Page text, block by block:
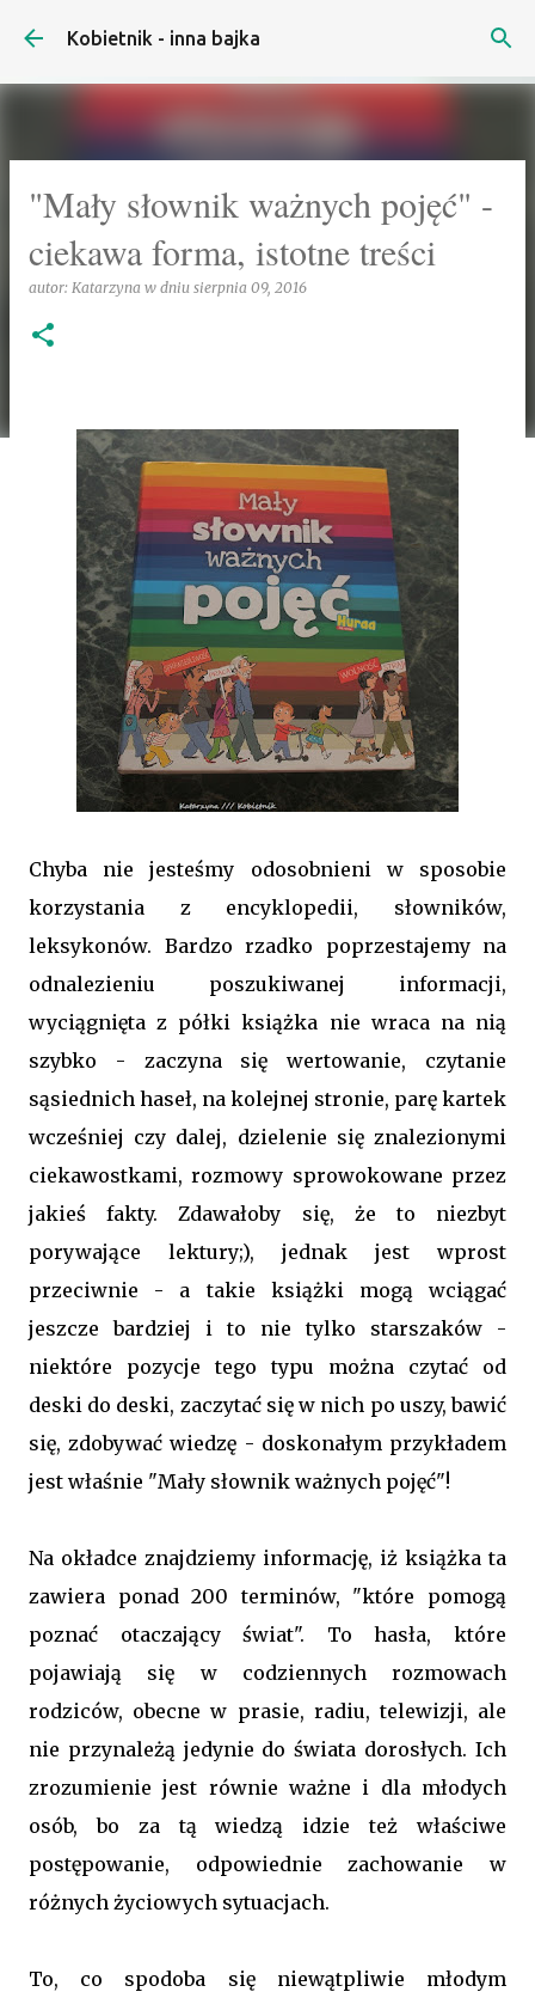
Przejdź do głównej zawartości
Kobietnik - inna bajka
"Mały słownik ważnych pojęć" -
ciekawa forma, istotne treści
autor: Katarzyna w dniu sierpnia 09, 2016
Chyba nie jesteśmy odosobnieni w sposobie
korzystania z encyklopedii, słowników,
leksykonów. Bardzo rzadko poprzestajemy na
odnalezieniu poszukiwanej informacji,
wyciągnięta z półki książka nie wraca na nią
szybko - zaczyna się wertowanie, czytanie
sąsiednich haseł, na kolejnej stronie, parę kartek
wcześniej czy dalej, dzielenie się znalezionymi
ciekawostkami, rozmowy sprowokowane przez
jakieś fakty. Zdawałoby się, że to niezbyt
porywające lektury;), jednak jest wprost
przeciwnie - a takie książki mogą wciągać
jeszcze bardziej i to nie tylko starszaków -
niektóre pozycje tego typu można czytać od
deski do deski, zaczytać się w nich po uszy, bawić
się, zdobywać wiedzę - doskonałym przykładem
jest właśnie "Mały słownik ważnych pojęć"!
Na okładce znajdziemy informację, iż książka ta
zawiera ponad 200 terminów, "które pomogą
poznać otaczający świat". To hasła, które
pojawiają się w codziennych rozmowach
rodziców, obecne w prasie, radiu, telewizji, ale
nie przynależą jedynie do świata dorosłych. Ich
zrozumienie jest równie ważne i dla młodych
osób, bo za tą wiedzą idzie też właściwe
postępowanie, odpowiednie zachowanie w
różnych życiowych sytuacjach.
To, co spodoba się niewątpliwie młodym